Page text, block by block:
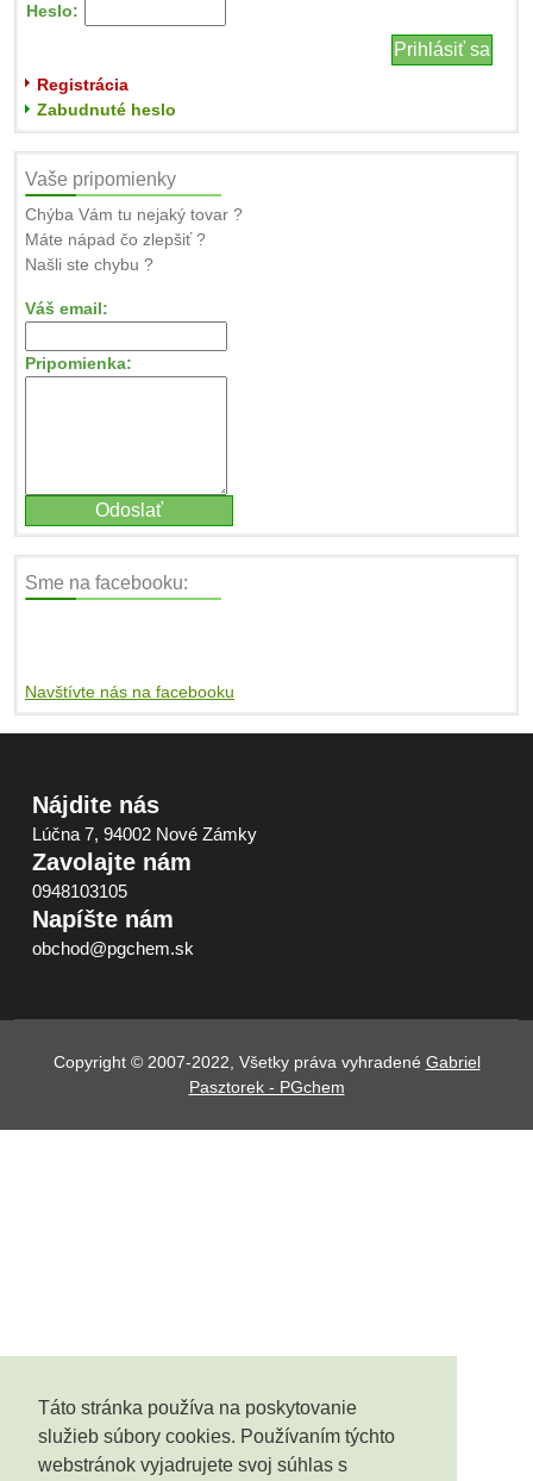
Táto stránka používa na poskytovanie
služieb súbory cookies. Používaním týchto
webstránok vyjadrujete svoj súhlas s
Heslo:
Registrácia
Zabudnuté heslo
Vaše pripomienky
Chýba Vám tu nejaký tovar ?
Máte nápad čo zlepšiť ?
Našli ste chybu ?
Váš email:
Pripomienka:
Sme na facebooku:
Navštívte nás na facebooku
Nájdite nás
Lúčna 7, 94002 Nové Zámky
Zavolajte nám
0948103105
Napíšte nám
obchod@pgchem.sk
Copyright © 2007-2022, Všetky práva vyhradené Gabriel
Pasztorek - PGchem